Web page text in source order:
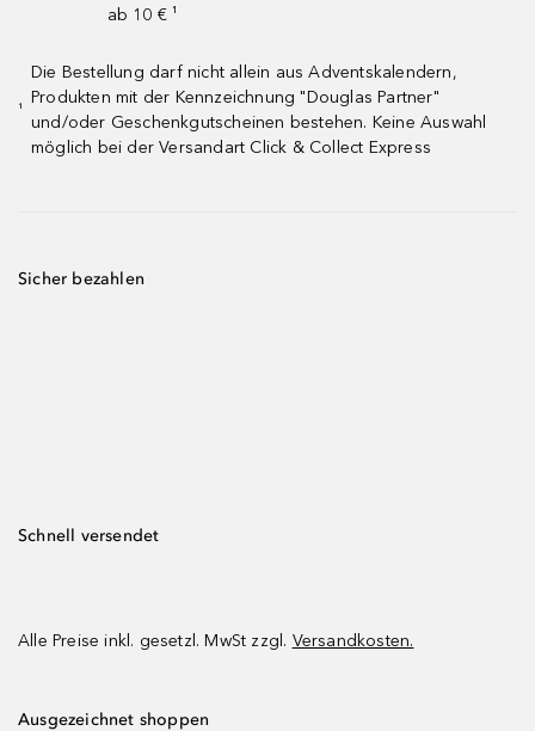
ab 10 € ¹
¹
Die Bestellung darf nicht allein aus Adventskalendern,
Produkten mit der Kennzeichnung "Douglas Partner"
und/oder Geschenkgutscheinen bestehen. Keine Auswahl
möglich bei der Versandart Click & Collect Express
Sicher bezahlen
Schnell versendet
Alle Preise inkl. gesetzl. MwSt zzgl. Versandkosten.
Ausgezeichnet shoppen